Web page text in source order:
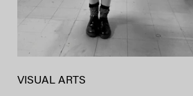
VISUAL ARTS